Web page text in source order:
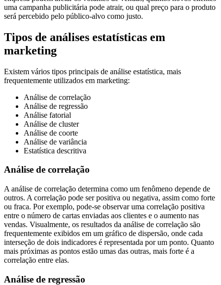
uma campanha publicitária pode atrair, ou qual preço para o produto
será percebido pelo público-alvo como justo.
Tipos de análises estatísticas em
marketing
Existem vários tipos principais de análise estatística, mais
frequentemente utilizados em marketing:
Análise de correlação
Análise de regressão
Análise fatorial
Análise de cluster
Análise de coorte
Análise de variância
Estatística descritiva
Análise de correlação
A análise de correlação determina como um fenômeno depende de
outros. A correlação pode ser positiva ou negativa, assim como forte
ou fraca. Por exemplo, pode-se observar uma correlação positiva
entre o número de cartas enviadas aos clientes e o aumento nas
vendas. Visualmente, os resultados da análise de correlação são
frequentemente exibidos em um gráfico de dispersão, onde cada
interseção de dois indicadores é representada por um ponto. Quanto
mais próximas as pontos estão umas das outras, mais forte é a
correlação entre elas.
Análise de regressão